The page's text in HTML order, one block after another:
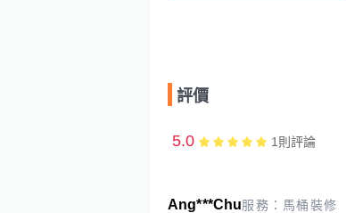
評價
5.0 1 則評論
Ang***Chu服務： 馬桶裝修